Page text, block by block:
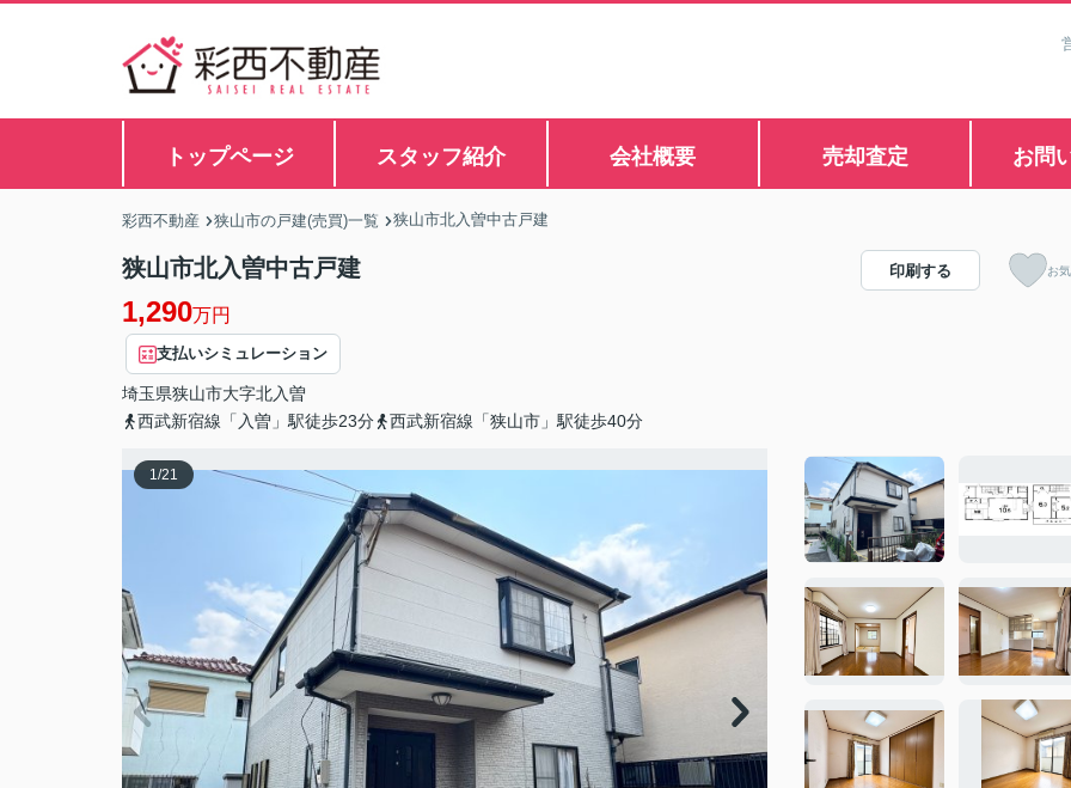
トップページ スタッフ紹介 会社概要 売却査定 お問
彩西不動産 狭山市の戸建(売買)一覧 狭山市北入曽中古戸建
狭山市北入曽中古戸建
1,290万円
支払いシミュレーション
埼玉県狭山市大字北入曽
西武新宿線「入曽」駅徒歩23分
西武新宿線「狭山市」駅徒歩40分
印刷する お
1/21